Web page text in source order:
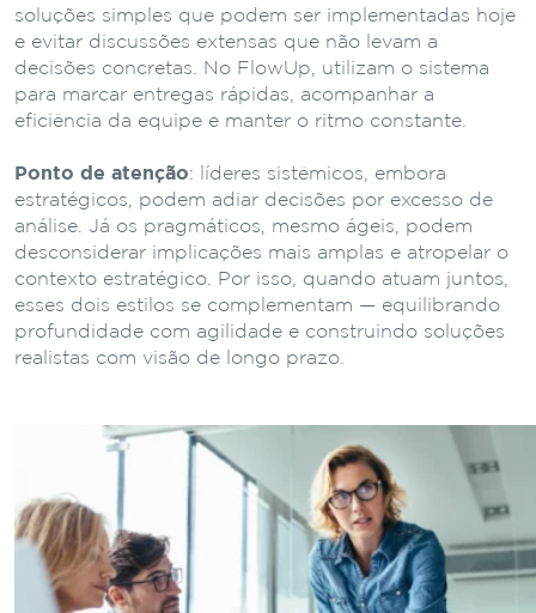
soluções simples que podem ser implementadas hoje
e evitar discussões extensas que não levam a
decisões concretas. No FlowUp, utilizam o sistema
para marcar entregas rápidas, acompanhar a
eficiência da equipe e manter o ritmo constante.
Ponto de atenção: líderes sistêmicos, embora
estratégicos, podem adiar decisões por excesso de
análise. Já os pragmáticos, mesmo ágeis, podem
desconsiderar implicações mais amplas e atropelar o
contexto estratégico. Por isso, quando atuam juntos,
esses dois estilos se complementam — equilibrando
profundidade com agilidade e construindo soluções
realistas com visão de longo prazo.